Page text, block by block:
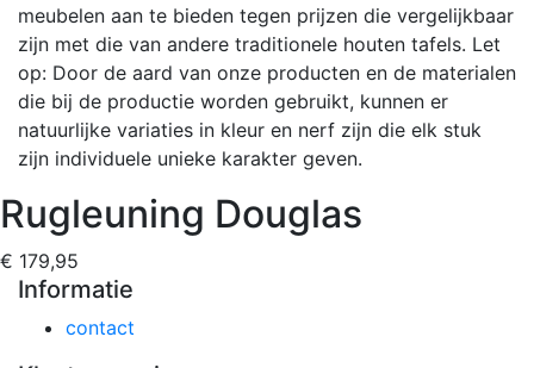
meubelen aan te bieden tegen prijzen die vergelijkbaar
zijn met die van andere traditionele houten tafels. Let
op: Door de aard van onze producten en de materialen
die bij de productie worden gebruikt, kunnen er
natuurlijke variaties in kleur en nerf zijn die elk stuk
zijn individuele unieke karakter geven.
Rugleuning Douglas
€ 179,95
Informatie
contact